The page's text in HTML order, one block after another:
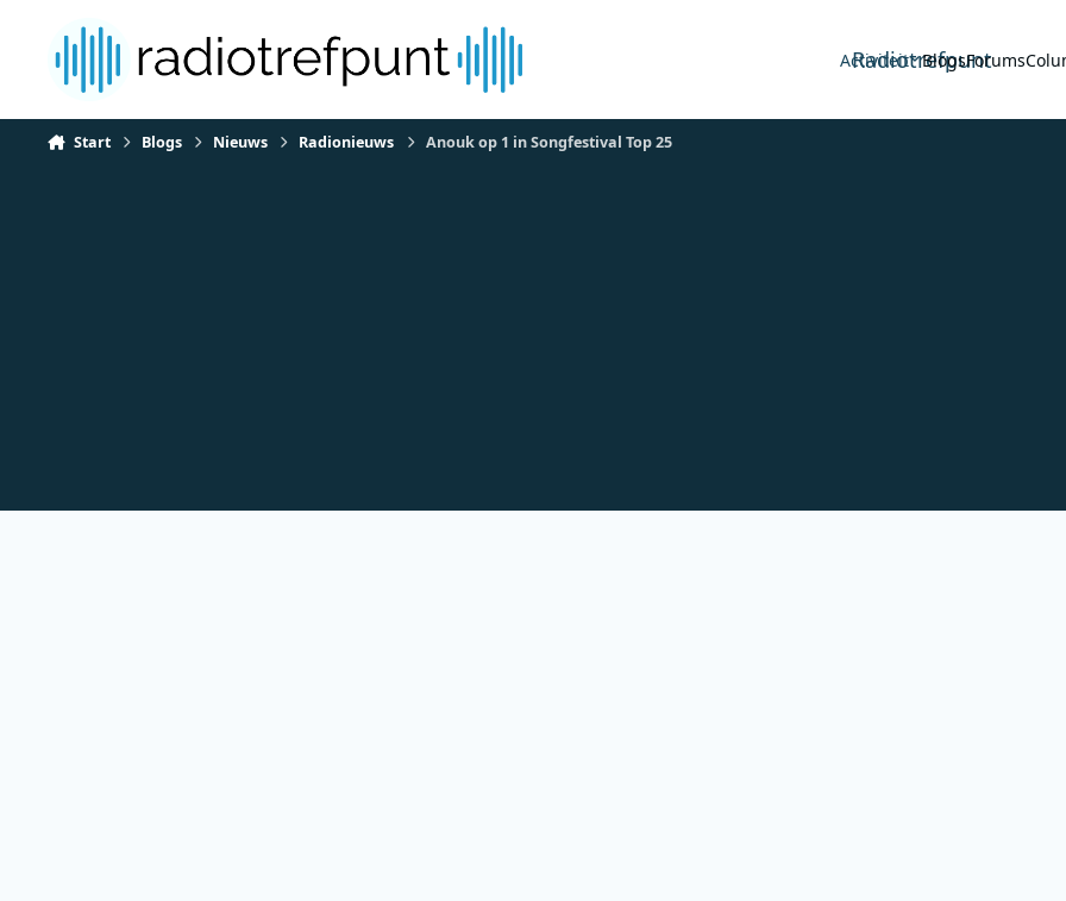
Radiotrefpunt
Activiteit BlogsForums
Start Blogs Nieuws Radionieuws Anouk op 1 in Songfestival Top 25